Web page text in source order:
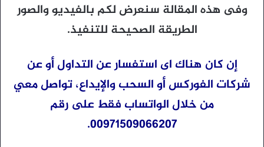
وفى هذه المقالة سنعرض لكم بالفيديو والصور
الطريقة الصحيحة للتنفيذ.
إن كان هناك اى استفسار عن التداول أو عن
شركات الفوركس أو السحب والإيداع، تواصل معي
من خلال الواتساب فقط على رقم
00971509066207.